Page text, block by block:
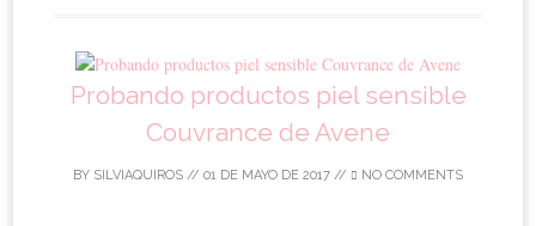
Probando productos piel sensible
Couvrance de Avene
BY SILVIAQUIROS // 01 DE MAYO DE 2017 // NO COMMENTS